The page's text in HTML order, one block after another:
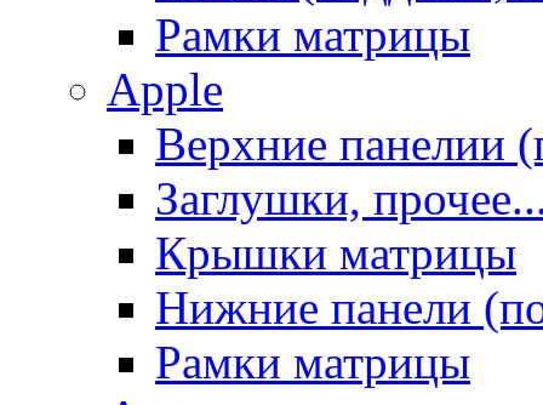
Рамки матрицы
Apple
Верхние панелии
Заглушки,
Крышки матрицы
Нижние панели
Рамки матрицы